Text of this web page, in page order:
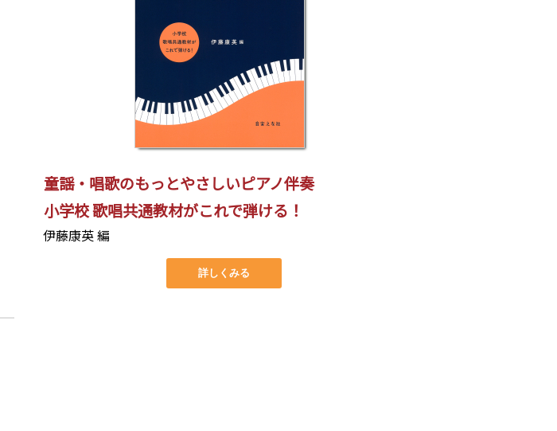
童謡・唱歌のもっとやさしいピアノ伴奏
小学校 歌唱共通教材がこれで弾ける！
伊藤康英 編
詳しくみる